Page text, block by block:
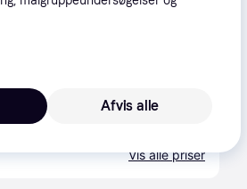
·Bestillingsvare
29 kr. fragt 1-2 dage400 kr.
Vis alle priser
Afvis alle